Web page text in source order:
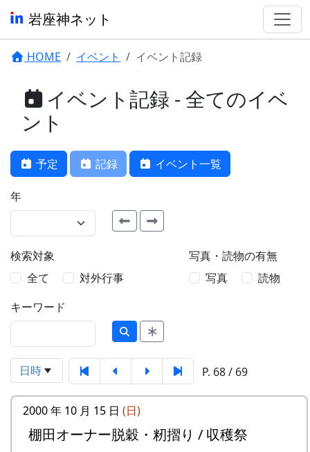
岩座神ネット
HOME イベント イベント記録
イベント記録 - 全てのイベ
ント
予定 記録 イベント一覧
年
検索対象
全て
対外行事
写真・読物の有無
写真
読物
キーワード
日時 P. 68 / 69
2000 年 10 月 15 日 (日)
棚田オーナー脱穀・籾摺り / 収穫祭